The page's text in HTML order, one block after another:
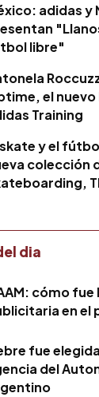
adidas y
libre"
el
Training
y el
colección
dia
cómo fue
en el
fue
del